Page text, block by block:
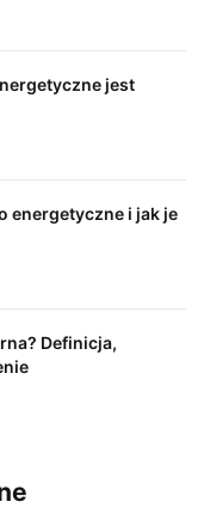
jest
energetyczne i jak je
Definicja,